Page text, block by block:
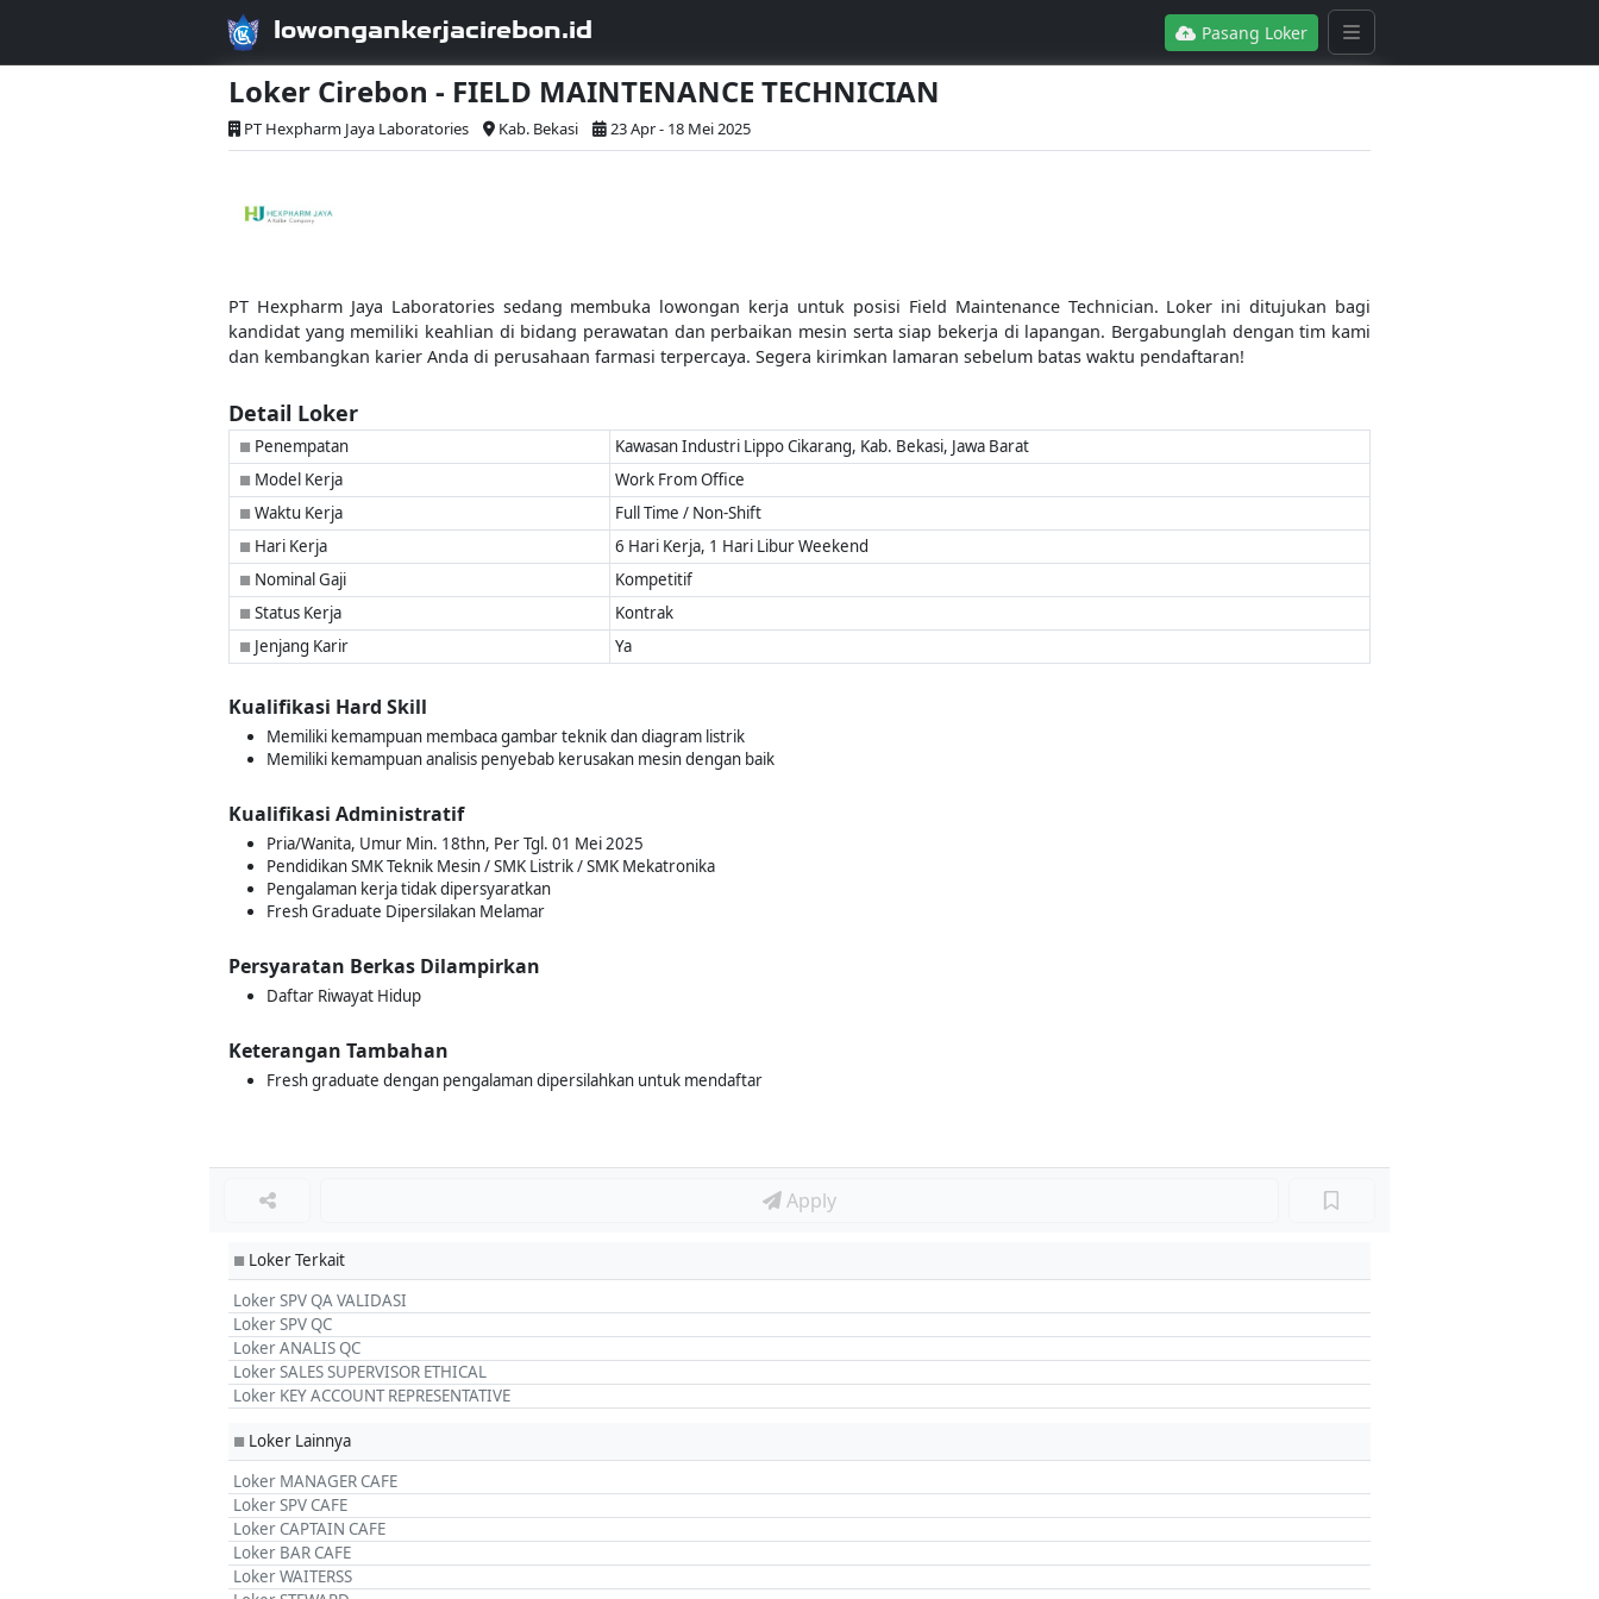
lowongankerjacirebon.id Pasang Loker
Loker Cirebon - FIELD MAINTENANCE TECHNICIAN
PT Hexpharm Jaya Laboratories Kab. Bekasi 23 Apr - 18 Mei 2025
PT Hexpharm Jaya Laboratories sedang membuka lowongan kerja untuk posisi Field Maintenance Technician. Loker ini ditujukan bagi
kandidat yang memiliki keahlian di bidang perawatan dan perbaikan mesin serta siap bekerja di lapangan. Bergabunglah dengan tim kami
dan kembangkan karier Anda di perusahaan farmasi terpercaya. Segera kirimkan lamaran sebelum batas waktu pendaftaran!
Detail Loker
■ Penempatan Kawasan Industri Lippo Cikarang, Kab. Bekasi, Jawa Barat
■ Model Kerja Work From Office
■ Waktu Kerja Full Time / Non-Shift
■ Hari Kerja 6 Hari Kerja, 1 Hari Libur Weekend
■ Nominal Gaji Kompetitif
■ Status Kerja Kontrak
■ Jenjang Karir Ya
Kualifikasi Hard Skill
Memiliki kemampuan membaca gambar teknik dan diagram listrik
Memiliki kemampuan analisis penyebab kerusakan mesin dengan baik
Kualifikasi Administratif
Pria/Wanita, Umur Min. 18thn, Per Tgl. 01 Mei 2025
Pendidikan SMK Teknik Mesin / SMK Listrik / SMK Mekatronika
Pengalaman kerja tidak dipersyaratkan
Fresh Graduate Dipersilakan Melamar
Persyaratan Berkas Dilampirkan
Daftar Riwayat Hidup
Keterangan Tambahan
Fresh graduate dengan pengalaman dipersilahkan untuk mendaftar
Apply
■ Loker Terkait
Loker SPV QA VALIDASI
Loker SPV QC
Loker ANALIS QC
Loker SALES SUPERVISOR ETHICAL
Loker KEY ACCOUNT REPRESENTATIVE
■ Loker Lainnya
Loker MANAGER CAFE
Loker SPV CAFE
Loker CAPTAIN CAFE
Loker BAR CAFE
Loker WAITERSS